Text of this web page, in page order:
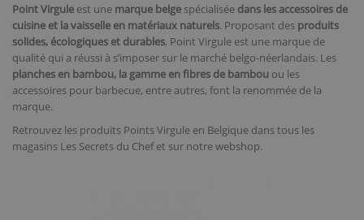
Point Virgule est une marque belge spécialisée dans les accessoires de
cuisine et la vaisselle en matériaux naturels. Proposant des produits
solides, écologiques et durables, Point Virgule est une marque de
qualité qui a réussi à s’imposer sur le marché belgo-néerlandais. Les
planches en bambou, la gamme en fibres de bambou ou les
accessoires pour barbecue, entre autres, font la renommée de la
marque.
Retrouvez les produits Points Virgule en Belgique dans tous les
magasins Les Secrets du Chef et sur notre webshop.